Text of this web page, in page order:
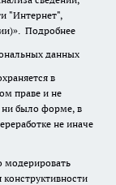
"Интернет",
Подробнее
данных
в
праве и не
ни было форме, в
не иначе
модерировать